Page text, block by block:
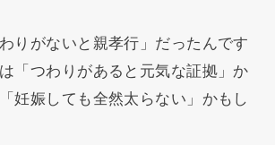
りがないと親孝行」だったんです
「つわりがあると元気な証拠」か
妊娠しても全然太らない」かもし